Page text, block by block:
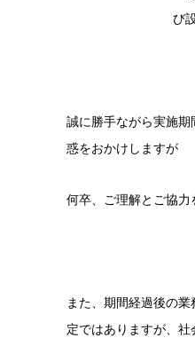
び
誠に勝手ながら実施
惑をおかけしますが
何卒、ご理解とご協力
また、期間経過後の
定ではありますが、社